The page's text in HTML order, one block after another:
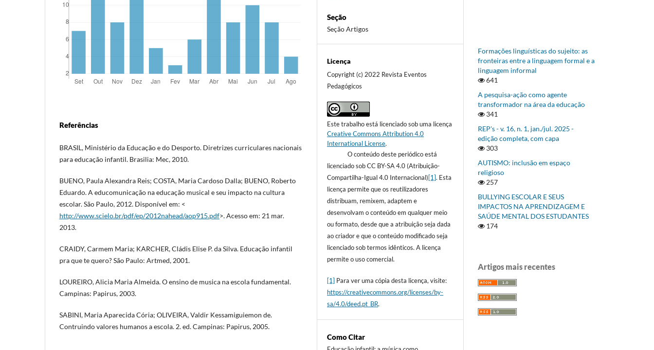
Referências
BRASIL, Ministério da Educação e do Desporto. Diretrizes curriculares nacionais
para educação infantil. Brasilia: Mec, 2010.
BUENO, Paula Alexandra Reis; COSTA, Maria Cardoso Dalla; BUENO, Roberto
Eduardo. A educomunicação na educação musical e seu impacto na cultura
escolar. São Paulo, 2012. Disponível em: <
http://www.scielo.br/pdf/ep/2012nahead/aop915.pdf>. Acesso em: 21 mar.
2013.
CRAIDY, Carmem Maria; KARCHER, Cládis Elise P. da Silva. Educação infantil
pra que te quero? São Paulo: Artmed, 2001.
LOUREIRO, Alicia Maria Almeida. O ensino de musica na escola fundamental.
Campinas: Papirus, 2003.
SABINI, Maria Aparecida Cória; OLIVEIRA, Valdir Kessamiguiemon de.
Contruindo valores humanos a escola. 2. ed. Campinas: Papirus, 2005.
Seção
Seção Artigos
Licença
Copyright (c) 2022 Revista Eventos
Pedagógicos
Este trabalho está licenciado sob uma licença
Creative Commons Attribution 4.0
International License.
O conteúdo deste periódico está
licenciado sob CC BY-SA 4.0 (Atribuição-
Compartilha-Igual 4.0 Internacional)[1]. Esta
licença permite que os reutilizadores
distribuam, remixem, adaptem e
desenvolvam o conteúdo em qualquer meio
ou formato, desde que a atribuição seja dada
ao criador e que o conteúdo modificado seja
licenciado sob termos idênticos. A licença
permite o uso comercial.
[1] Para ver uma cópia desta licença, visite:
https://creativecommons.org/licenses/by-
sa/4.0/deed.pt_BR.
Como Citar
Formações linguísticas do sujeito: as
fronteiras entre a linguagem formal e a
linguagem informal
641
A pesquisa-ação como agente
transformador na área da educação
341
REP's - v. 16, n. 1, jan./jul. 2025 -
edição completa, com capa
303
AUTISMO: inclusão em espaço
religioso
257
BULLYING ESCOLAR E SEUS
IMPACTOS NA APRENDIZAGEM E
SAÚDE MENTAL DOS ESTUDANTES
174
Artigos mais recentes